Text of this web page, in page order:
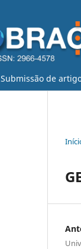
Submissão de